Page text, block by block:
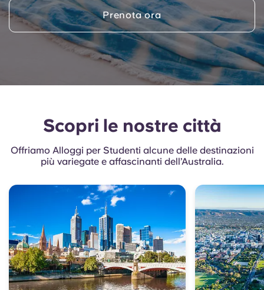
Prenota ora
Scopri le nostre città
Offriamo Alloggi per Studenti alcune delle destinazioni
più variegate e affascinanti dell’Australia.